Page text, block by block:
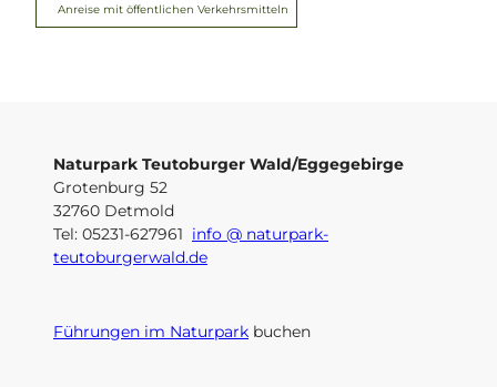
Anreise mit öffentlichen Verkehrsmitteln
Naturpark Teutoburger Wald/Eggegebirge
Grotenburg 52
32760 Detmold
Tel: 05231-627961 info @ naturpark-
teutoburgerwald.de
Führungen im Naturpark buchen